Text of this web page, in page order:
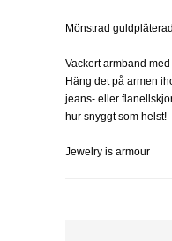
Mönstrad
Vackert armband
Häng det på armen
jeans- eller
hur snyggt som helst!
Jewelry is armour